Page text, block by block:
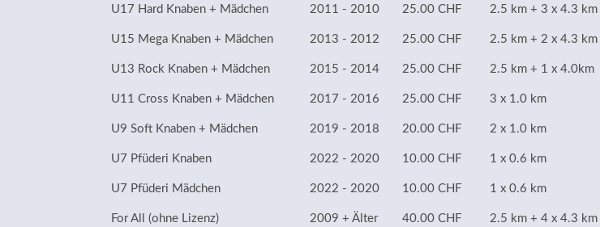
U17 Hard Knaben + Mädchen 2011 - 2010 25.00 CHF 2.5 km + 3 x 4.3 km
U15 Mega Knaben + Mädchen 2013 - 2012 25.00 CHF 2.5 km + 2 x 4.3 km
U13 Rock Knaben + Mädchen 2015 - 2014 25.00 CHF 2.5 km + 1 x 4.0km
U11 Cross Knaben + Mädchen 2017 - 2016 25.00 CHF 3 x 1.0 km
U9 Soft Knaben + Mädchen 2019 - 2018 20.00 CHF 2 x 1.0 km
U7 Pfüderi Knaben 2022 - 2020 10.00 CHF 1 x 0.6 km
U7 Pfüderi Mädchen 2022 - 2020 10.00 CHF 1 x 0.6 km
For All (ohne Lizenz) 2009 + Älter 40.00 CHF 2.5 km + 4 x 4.3 km